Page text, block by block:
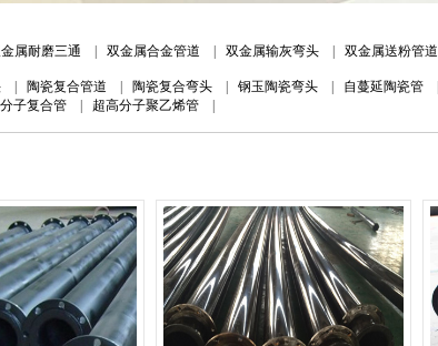
属耐磨三通 双金属合金管道 双金属输灰弯头 双金属送粉管道
陶瓷复合管道 陶瓷复合弯头 钢玉陶瓷弯头 自蔓延陶瓷管
子复合管 超高分子聚乙烯管